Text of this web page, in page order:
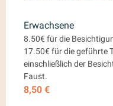
Erwachsene
8.50€ für die
17.50€ für die geführte
einschließlich der
Faust.
8,50 €